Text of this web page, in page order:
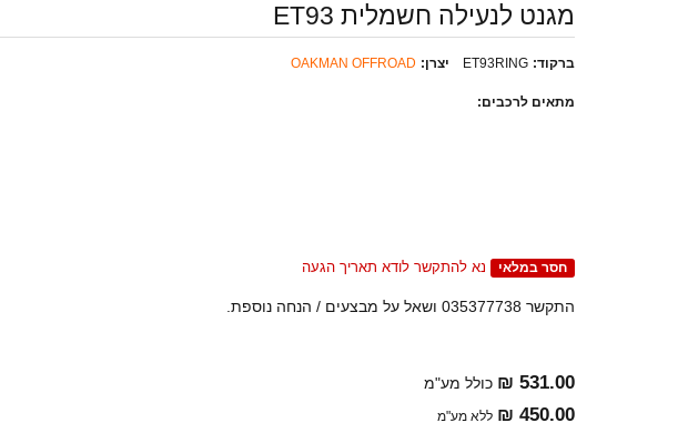
מגנט לנעילה חשמלית ET93
ברקוד: ET93RING יצרן: OAKMAN OFFROAD
מתאים לרכבים:
חסר במלאי נא להתקשר לודא תאריך הגעה
התקשר 035377738 ושאל על מבצעים / הנחה נוספת.
531.00 ₪ כולל מע"מ
450.00 ₪ ללא מע"מ